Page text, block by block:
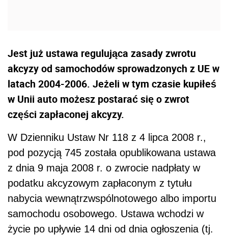
Jest już ustawa regulująca zasady zwrotu
akcyzy od samochodów sprowadzonych z UE w
latach 2004-2006. Jeżeli w tym czasie kupiłeś
w Unii auto możesz postarać się o zwrot
części zapłaconej akcyzy.
W Dzienniku Ustaw Nr 118 z 4 lipca 2008 r.,
pod pozycją 745 została opublikowana ustawa
z dnia 9 maja 2008 r. o zwrocie nadpłaty w
podatku akcyzowym zapłaconym z tytułu
nabycia wewnątrzwspólnotowego albo importu
samochodu osobowego. Ustawa wchodzi w
życie po upływie 14 dni od dnia ogłoszenia (tj.